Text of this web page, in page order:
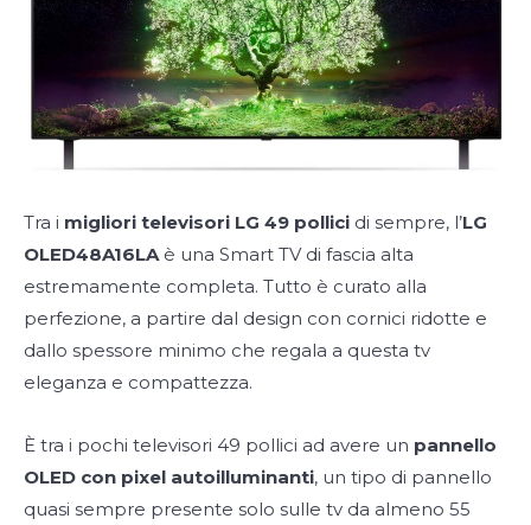
Tra i migliori televisori LG 49 pollici di sempre, l’LG
OLED48A16LAè una Smart TV di fascia alta
estremamente completa. Tutto è curato alla
perfezione, a partire dal design con cornici ridotte e
dallo spessore minimo che regala a questa tv
eleganza e compattezza.
È tra i pochi televisori 49 pollici ad avere un pannello
OLED con pixel autoilluminanti, un tipo di pannello
quasi sempre presente solo sulle tv da almeno 55